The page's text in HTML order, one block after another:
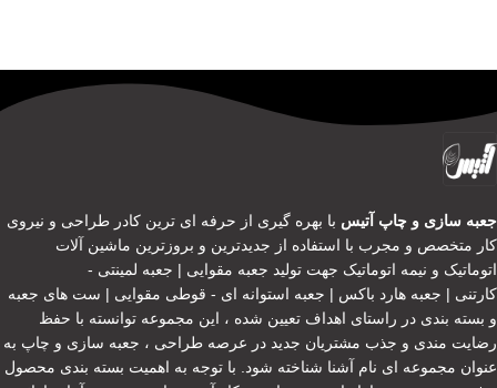
جعبه سازی و چاپ آتیس با بهره گیری از حرفه ای ترین کادر طراحی و نیروی
کار متخصص و مجرب با استفاده از جدیدترین و بروزترین ماشین آلات
اتوماتیک و نیمه اتوماتیک جهت تولید جعبه مقوایی | جعبه لمینتی -
کارتنی | جعبه هارد باکس | جعبه استوانه ای - قوطی مقوایی | ست های جعبه
و بسته بندی در راستای اهداف تعیین شده ، این مجموعه توانسته با حفظ
رضایت مندی و جذب مشتریان جدید در عرصه طراحی ، جعبه سازی و چاپ به
عنوان مجموعه ای نام آشنا شناخته شود. با توجه به اهمیت بسته بندی محصول